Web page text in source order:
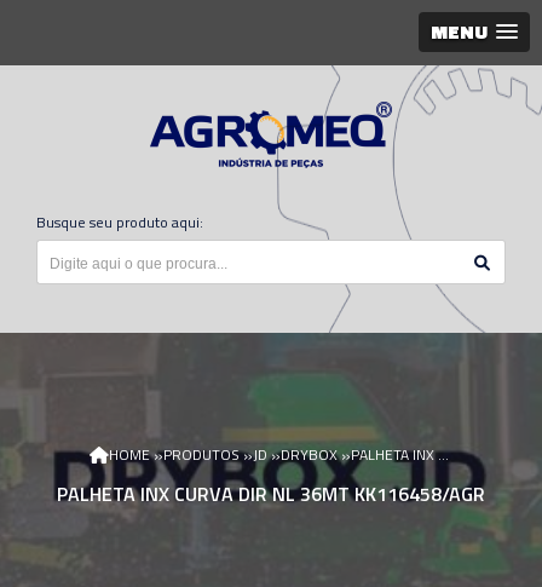
MENU
Busque seu produto aqui:
HOME»PRODUTOS»JD»DRYBOX» PALHETA INX CURVA DIR NL 36MT KK116458/AGR
PALHETA INX CURVA DIR NL 36MT KK116458/AGR